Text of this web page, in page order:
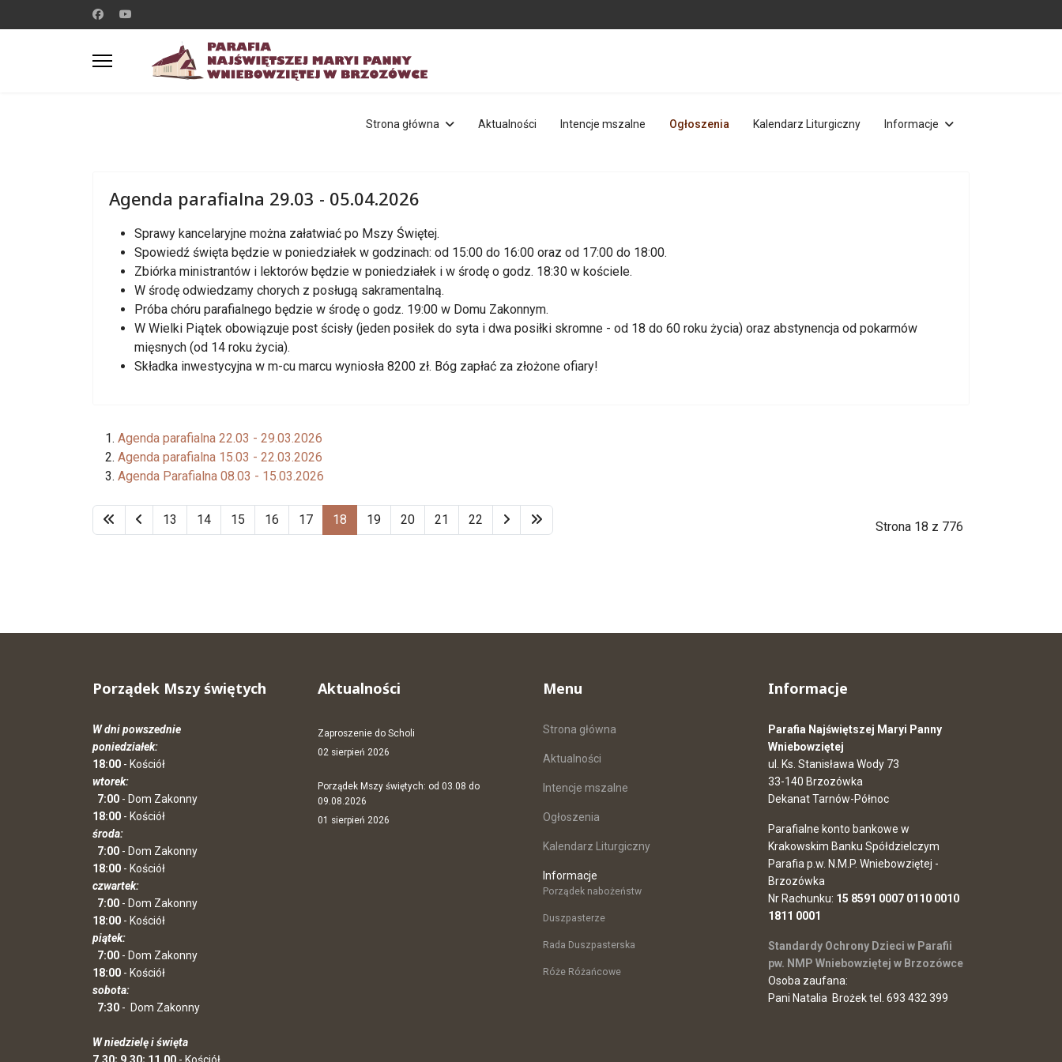
Strona główna Aktualności Intencje mszalne Ogłoszenia Kalendarz Liturgiczny Informacje
Agenda parafialna 29.03 - 05.04.2026
Sprawy kancelaryjne można załatwiać po Mszy Świętej.
Spowiedź święta będzie w poniedziałek w godzinach: od 15:00 do 16:00 oraz od 17:00 do 18:00.
Zbiórka ministrantów i lektorów będzie w poniedziałek i w środę o godz. 18:30 w kościele.
W środę odwiedzamy chorych z posługą sakramentalną.
Próba chóru parafialnego będzie w środę o godz. 19:00 w Domu Zakonnym.
W Wielki Piątek obowiązuje post ścisły (jeden posiłek do syta i dwa posiłki skromne - od 18 do 60 roku życia) oraz abstynencja od pokarmów
mięsnych (od 14 roku życia).
Składka inwestycyjna w m-cu marcu wyniosła 8200 zł. Bóg zapłać za złożone ofiary!
Agenda parafialna 22.03 - 29.03.2026
Agenda parafialna 15.03 - 22.03.2026
Agenda Parafialna 08.03 - 15.03.2026
Strona 18 z 776
13 14 15 16 17 18 19 20 21 22
Porządek Mszy świętych
W dni powszednie
poniedziałek:
18:00 - Kościół
wtorek:
7:00 - Dom Zakonny
18:00 - Kościół
środa:
7:00 - Dom Zakonny
18:00 - Kościół
czwartek:
7:00 - Dom Zakonny
18:00 - Kościół
piątek:
7:00 - Dom Zakonny
18:00 - Kościół
sobota:
7:30 - Dom Zakonny
W niedzielę i święta
Aktualności
Zaproszenie do Scholi
02 sierpień 2026
Porządek Mszy świętych: od 03.08 do
09.08.2026
01 sierpień 2026
Menu
Strona główna
Aktualności
Intencje mszalne
Ogłoszenia
Kalendarz Liturgiczny
Informacje
Porządek nabożeństw
Duszpasterze
Rada Duszpasterska
Róże Różańcowe
Informacje
Parafia Najświętszej Maryi Panny
Wniebowziętej
ul. Ks. Stanisława Wody 73
33-140 Brzozówka
Dekanat Tarnów-Północ
Parafialne konto bankowe w
Krakowskim Banku Spółdzielczym
Parafia p.w. N.M.P. Wniebowziętej -
Brzozówka
Nr Rachunku: 15 8591 0007 0110 0010
1811 0001
Standardy Ochrony Dzieci w Parafii
pw. NMP Wniebowziętej w Brzozówce
Osoba zaufana:
Pani Natalia Brożek tel. 693 432 399